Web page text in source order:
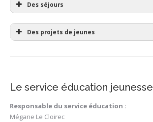
Des séjours
Des projets de jeunes
Le service éducation jeunesse
Responsable du service éducation :
Mégane Le Cloirec